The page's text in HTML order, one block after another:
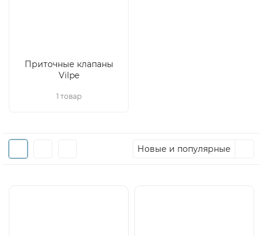
Приточные клапаны
Vilpe
1 товар
Новые и популярные